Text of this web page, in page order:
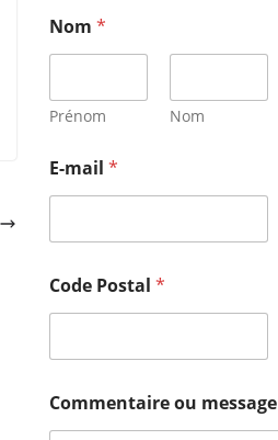
Nom *
Prénom Nom
E-mail *
Code Postal *
Commentaire ou message